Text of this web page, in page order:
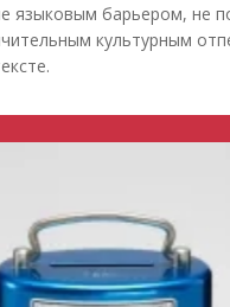
языковым барьером, не
культурным